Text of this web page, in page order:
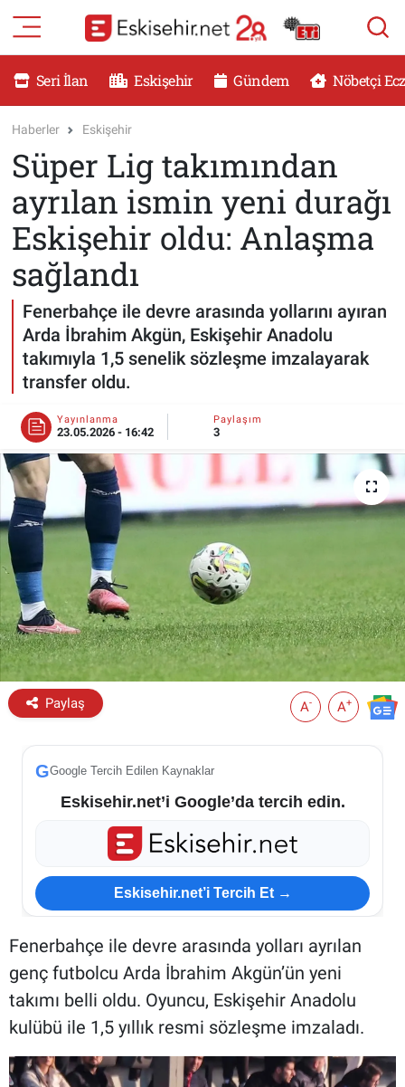
Seri İlan Eskişehir Gündem Nöbetçi
Haberler Eskişehir
Süper Lig takımından
ayrılan ismin yeni durağı
Eskişehir oldu: Anlaşma
sağlandı
Fenerbahçe ile devre arasında yollarını ayıran
Arda İbrahim Akgün, Eskişehir Anadolu
takımıyla 1,5 senelik sözleşme imzalayarak
transfer oldu.
Yayınlanma
23.05.2026 - 16:42
Paylaşım
3
Paylaş A- A+
GGoogle Tercih Edilen Kaynaklar
Eskisehir.net’i Google’da tercih edin.
Eskisehir.net’i Tercih Et →
Fenerbahçe ile devre arasında yolları ayrılan
genç futbolcu Arda İbrahim Akgün’ün yeni
takımı belli oldu. Oyuncu, Eskişehir Anadolu
kulübü ile 1,5 yıllık resmi sözleşme imzaladı.
RESMİ İLANLAR
DÜNYA
SAĞLIK
MAGAZİN
KADIN
TEKNOLOJİ
YEMEK
ESKİŞEHİR NÖBETÇİ ECZANELER
Eskişehir Haber İçerikleri
Eskişehir Hava Durumu
Eskişehir Tramvay Saatleri
Eskişehir Otobüs Saatleri
Eskişehir Nöbetçi Eczaneler
Eskişehir Namaz Vakitleri
Eskişehir Trafik Yoğunluk Haritası
Süper Lig Puan Durumu ve Fikstür
Tüm Manşetler
Son Dakika Haberleri
Haber Arşivi